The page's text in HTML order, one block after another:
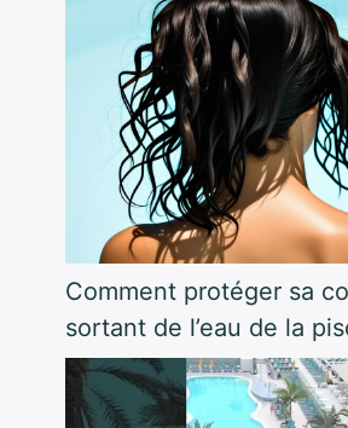
Comment protéger sa
sortant de l’eau de la